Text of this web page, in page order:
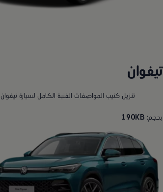
تيغوان
تنزيل كتيب المواصفات الفنية الكامل لسيارة تيغوان
بحجم: 190KB